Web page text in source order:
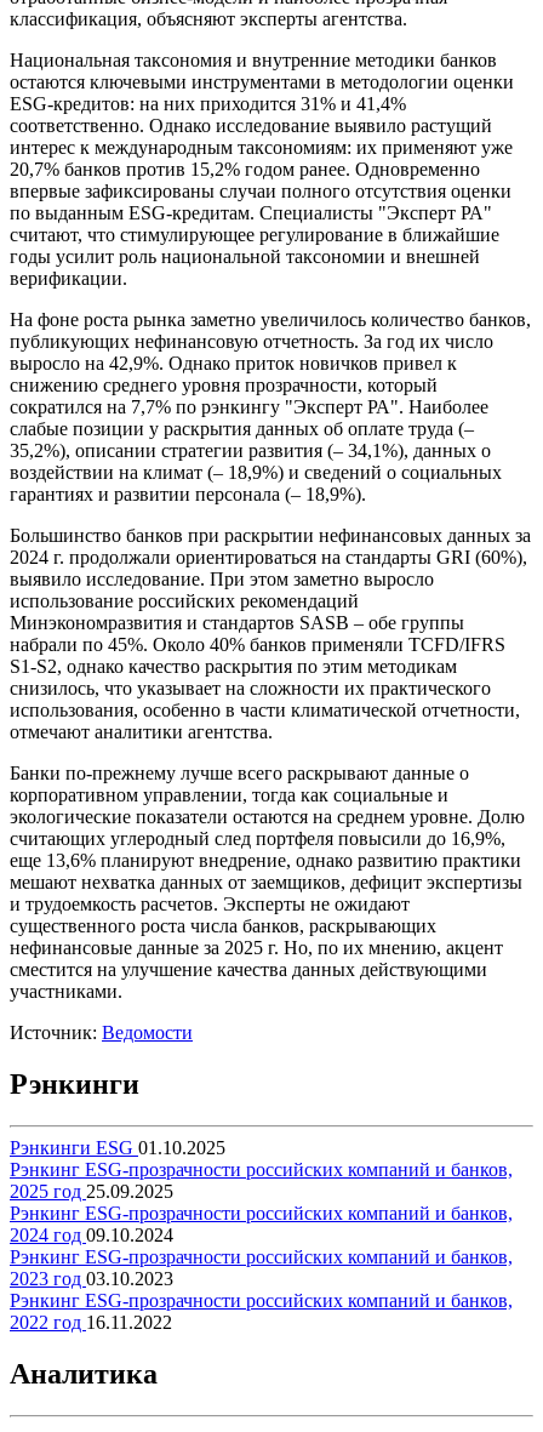
классификация, объясняют эксперты агентства.
Национальная таксономия и внутренние методики банков
остаются ключевыми инструментами в методологии оценки
ESG-кредитов: на них приходится 31% и 41,4%
соответственно. Однако исследование выявило растущий
интерес к международным таксономиям: их применяют уже
20,7% банков против 15,2% годом ранее. Одновременно
впервые зафиксированы случаи полного отсутствия оценки
по выданным ESG-кредитам. Специалисты "Эксперт РА"
считают, что стимулирующее регулирование в ближайшие
годы усилит роль национальной таксономии и внешней
верификации.
На фоне роста рынка заметно увеличилось количество банков,
публикующих нефинансовую отчетность. За год их число
выросло на 42,9%. Однако приток новичков привел к
снижению среднего уровня прозрачности, который
сократился на 7,7% по рэнкингу "Эксперт РА". Наиболее
слабые позиции у раскрытия данных об оплате труда (–
35,2%), описании стратегии развития (– 34,1%), данных о
воздействии на климат (– 18,9%) и сведений о социальных
гарантиях и развитии персонала (– 18,9%).
Большинство банков при раскрытии нефинансовых данных за
2024 г. продолжали ориентироваться на стандарты GRI (60%),
выявило исследование. При этом заметно выросло
использование российских рекомендаций
Минэкономразвития и стандартов SASB – обе группы
набрали по 45%. Около 40% банков применяли TCFD/IFRS
S1-S2, однако качество раскрытия по этим методикам
снизилось, что указывает на сложности их практического
использования, особенно в части климатической отчетности,
отмечают аналитики агентства.
Банки по-прежнему лучше всего раскрывают данные о
корпоративном управлении, тогда как социальные и
экологические показатели остаются на среднем уровне. Долю
считающих углеродный след портфеля повысили до 16,9%,
еще 13,6% планируют внедрение, однако развитию практики
мешают нехватка данных от заемщиков, дефицит экспертизы
и трудоемкость расчетов. Эксперты не ожидают
существенного роста числа банков, раскрывающих
нефинансовые данные за 2025 г. Но, по их мнению, акцент
сместится на улучшение качества данных действующими
участниками.
Источник: Ведомости
Рэнкинги
Рэнкинги ESG 01.10.2025
Рэнкинг ESG-прозрачности российских компаний и банков,
2025 год 25.09.2025
Рэнкинг ESG-прозрачности российских компаний и банков,
2024 год 09.10.2024
Рэнкинг ESG-прозрачности российских компаний и банков,
2023 год 03.10.2023
Рэнкинг ESG-прозрачности российских компаний и банков,
2022 год 16.11.2022
Аналитика